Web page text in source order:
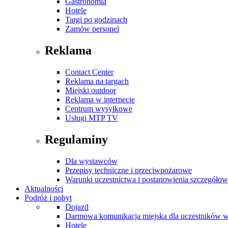
Hotele
Targi po godzinach
Zamów personel
Reklama
Contact Center
Reklama na targach
Miejski outdoor
Reklama w internecie
Centrum wysyłkowe
Usługi MTP TV
Regulaminy
Dla wystawców
Przepisy techniczne i przeciwpożarowe
Warunki uczestnictwa i postanowienia
Aktualności
Podróż i pobyt
Dojazd
Darmowa komunikacja miejska dla uczestników
Hotele